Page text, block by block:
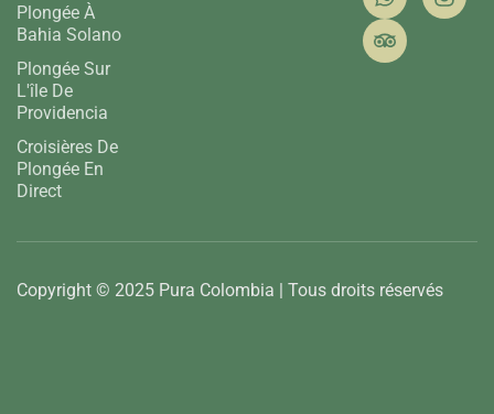
Plongée À
Bahia Solano
Plongée Sur
L'île De
Providencia
Croisières De
Plongée En
Direct
Copyright © 2025 Pura Colombia | Tous droits réservés